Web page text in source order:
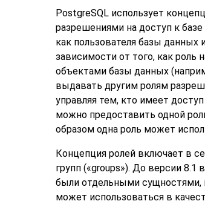
PostgreSQL использует
разрешениями на доступ к
как пользователя базы данных
зависимости от того, как роль
объектами базы данных
выдавать другим ролям
управляя тем, кто имеет
можно предоставить одной
образом одна роль может
Концепция ролей включает в
групп («groups»). До версии 8.1 в
были отдельными сущностями,
может использоваться в